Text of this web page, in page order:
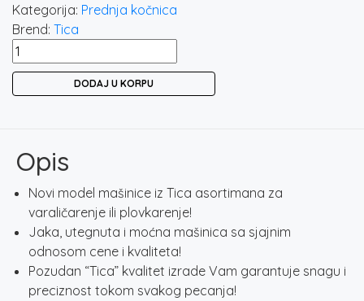
Kategorija: Prednja kočnica
Brend: Tica
TICA
PURSUIT
DODAJ U KORPU
Opis
Novi model mašinice iz Tica asortimana za
varaličarenje ili plovkarenje!
Jaka, utegnuta i moćna mašinica sa sjajnim
odnosom cene i kvaliteta!
Pozudan “Tica” kvalitet izrade Vam garantuje snagu i
preciznost tokom svakog pecanja!